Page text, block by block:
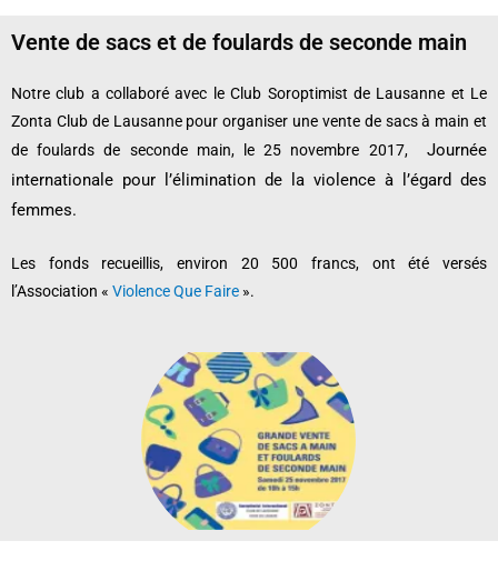
Vente de sacs et de foulards de seconde main
Notre club a collaboré avec le Club Soroptimist de Lausanne et Le
Zonta Club de Lausanne pour organiser une vente de sacs à main et
de foulards de seconde main, le 25 novembre 2017,
Journée
internationale pour l’élimination de la violence à l’égard des
femmes.
Les fonds recueillis, environ 20 500 francs, ont été versés
l’Association « Violence Que Faire ».